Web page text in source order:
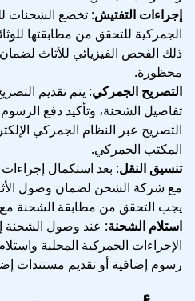
إجراءات التفتيش: تخضع الشحنات
الجمركية للتحقق من مطابقتها
ذلك الفحص الفيزيائي للأثاث
محظورة.
التصريح الجمركي: يتم تقديم
تفاصيل الشحنة، وتأكيد دفع
التصريح عبر النظام الجمركي
المكتب الجمركي.
تنسيق النقل: بعد استكمال
مع شركة الشحن لضمان وصول
يجب التحقق من مطابقة الشحنة مع
استلام الشحنة: عند وصول الشحنة
الإجراءات الجمركية المحلية
رسوم إضافية أو تقديم مستندات